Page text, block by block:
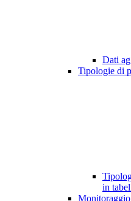
Dati
Tipologie di
in